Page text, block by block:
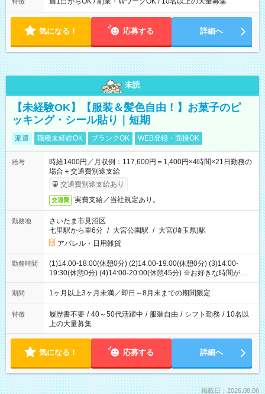
気になる！ 応募する 詳細へ
未読
【未経験OK】【服装＆髪色自由！】お菓子のピ
ッキング・シール貼り｜短期
派遣 職種未経験OK ブランクOK WEB登録・面接OK
給与
時給1400円／月収例：117,600円＝1,400円×4時間×21日勤務の
場合＋交通費別途支給
交通費別途支給あり
交通費 実費支給／当社規定あり。
勤務地
さいたま市見沼区
七里駅から車6分 / 大宮公園駅 / 大宮(埼玉県)駅
アパレル・日用雑貨
勤務時間
(1)14:00-18:00(休憩0分) (2)14:00-19:00(休憩0分) (3)14:00-
19:30(休憩0分) (4)14:00-20:00(休憩45分) ※お好きな時間が選べ
ます
期間 1ヶ月以上3ヶ月未満／即日～8月末までの期間限定
特徴 履歴書不要 / 40～50代活躍中 / 服装自由 / シフト勤務 / 10名以
上の大量募集
気になる！ 応募する 詳細へ
掲載日：2026.08.06